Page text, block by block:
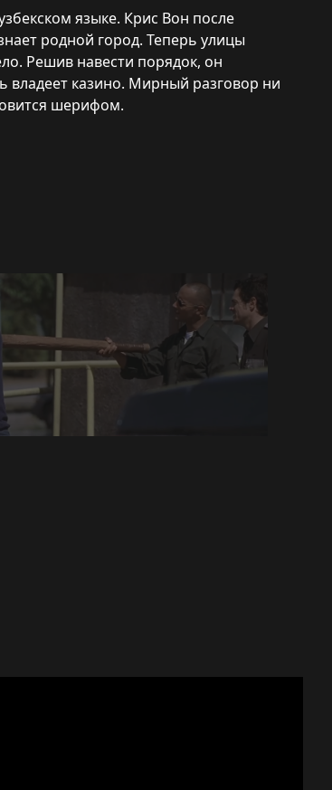
языке. Крис Вон после
родной город. Теперь улицы
Решив навести порядок, он
владеет казино. Мирный разговор ни
шерифом.